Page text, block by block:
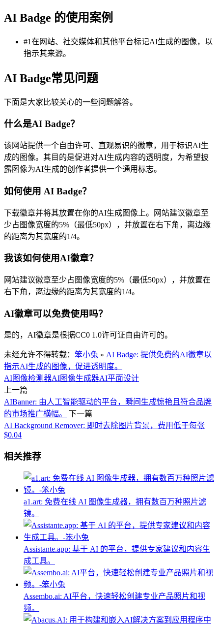
AI Badge 的使用案例
#1在网站、社交媒体和其他平台标记AI生成的图像，以
指示其来源。
AI Badge常见问题
下面是大家比较关心的一些问题解答。
什么是AI Badge？
该网站提供一个自由许可、直观易识的徽章，用于标识AI生
成的图像。其目的是促进对AI生成内容的透明度，为希望披
露图像为AI生成的创作者提供一个通用标志。
如何使用 AI Badge？
下载徽章并将其放置在你的AI生成图像上。网站建议徽章至
少占图像宽度的5%（最低50px），并放置在右下角，离边缘
的距离为其宽度的1/4。
我该如何使用AI徽章？
网站建议徽章至少占图像宽度的5%（最低50px），并放置在
右下角，离边缘的距离为其宽度的1/4。
AI徽章可以免费使用吗？
是的，AI徽章是根据CC0 1.0许可证自由许可的。
未经允许不得转载： 笨小兔 » AI Badge: 提供免费的AI徽章以
指示AI生成的图像，促进透明度。
AI图像检测器AI图像生成器AI平面设计
上一篇
AIBanner: 由人工智能驱动的平台，瞬间生成惊艳且符合品牌
的市场推广横幅。
下一篇
AI Background Remover: 即时去除图片背景，费用低于每张
$0.04
相关推荐
a1.art: 免费在线 AI 图像生成器，拥有数百万种照片滤
镜。
Assistante.app: 基于 AI 的平台，提供专家建议和内容生
成工具。
Assembo.ai: AI平台，快速轻松创建专业产品照片和视
频。